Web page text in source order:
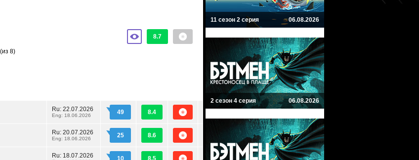
8.7
(из 8)
Ru: 22.07.2026
Eng: 18.06.2026 49 8.4
Ru: 20.07.2026
Eng: 18.06.2026 25 8.6
Ru: 18.07.2026
11 сезон 2 серия 06.08.2026
2 сезон 4 серия 06.08.2026